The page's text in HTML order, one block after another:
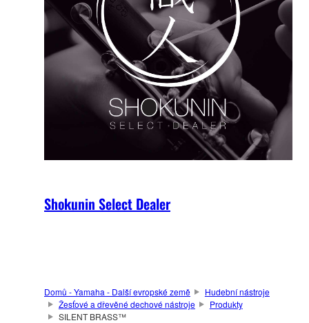
Shokunin Select Dealer
Domů - Yamaha - Další evropské země
Hudební nástroje
Žesťové a dřevěné dechové nástroje
Produkty
SILENT BRASS™